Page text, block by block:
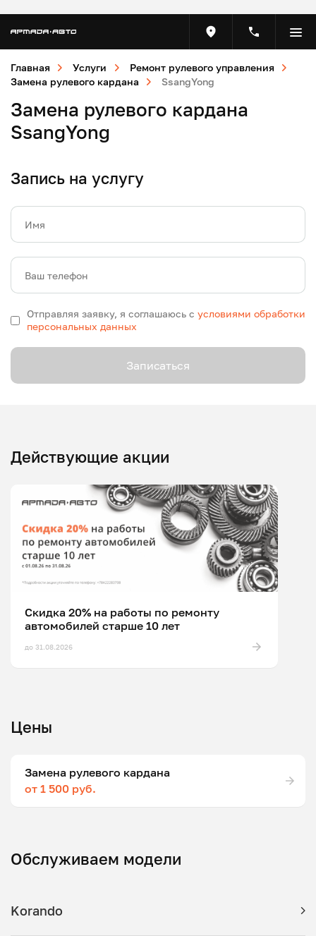
Главная Услуги
Ремонт рулевого управления
Замена рулевого кардана
SsangYong
Замена рулевого кардана
SsangYong
Запись на услугу
Имя
Ваш телефон
Отправляя заявку, я соглашаюсь с условиями обработки
персональных данных
Записаться
Действующие акции
Скидка 20% на работы по ремонту
автомобилей старше 10 лет
до 31.08.2026
Цены
Замена рулевого кардана
от 1 500 руб.
Обслуживаем модели
Korando